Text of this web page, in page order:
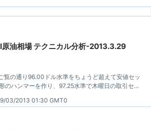
油相場 テクニカル分析-2013.3.29
覧の通り96.00ドル水準をちょうど超えて安値セッ
のハンマーを作り、97.25水準で木曜日の取引セッ
くはちょうど98ドル水準以下に有り、重要な抵抗
水準の"バックエンド"であり、結果からこの市場は
03/2013 01:30 GMT0